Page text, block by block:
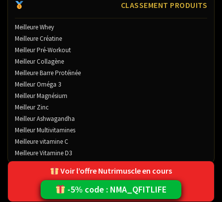
Voir l’offre Nutrimuscle en cours
-5% code : NMA_QFITLIFE
CLASSEMENT PRODUITS
Meilleure Whey
Meilleure Créatine
Meilleur Pré-Workout
Meilleur Collagène
Meilleure Barre Protéinée
Meilleur Oméga 3
Meilleur Magnésium
Meilleur Zinc
Meilleur Ashwagandha
Meilleur Multivitamines
Meilleure vitamine C
Meilleure Vitamine D3
Mentions légales Politique de Confidentialité